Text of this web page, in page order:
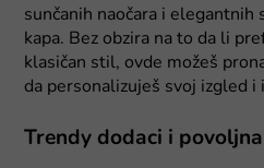
sunčanih naočara i elegantnih
kapa. Bez obzira na to da li
klasičan stil, ovde možeš
da personalizuješ svoj izgled i
Trendy dodaci i